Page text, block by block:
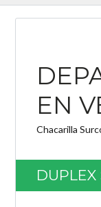
EN
Chacarilla
DUPLEX